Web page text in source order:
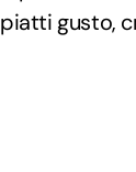
piatti gusto,